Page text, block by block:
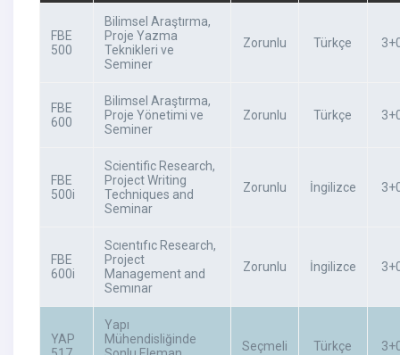
FBE
500
Bilimsel Araştırma,
Proje Yazma
Teknikleri ve
Seminer
Zorunlu Türkçe
FBE
600
Bilimsel Araştırma,
Proje Yönetimi ve
Seminer
Zorunlu Türkçe
FBE
500i
Scientific Research,
Project Writing
Techniques and
Seminar
Zorunlu İngilizce
FBE
600i
Scıentıfıc Research,
Project
Management and
Semınar
Zorunlu İngilizce
YAP
Yapı
Mühendisliğinde
Seçmeli Türkçe